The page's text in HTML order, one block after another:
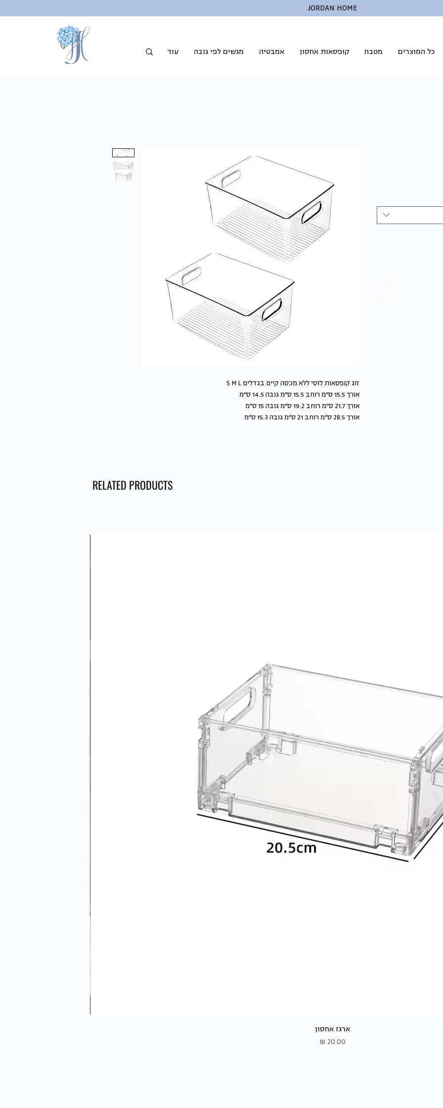
JORDAN HOME
כל המוצרים מטבח קופסאות אחסון אמבטיה מגשים לפי גובה עוד
זוג קופסאות לוסי ללא מכסה קיים בגדלים S M L
אורך 15.5 ס״מ רוחב 15.5 ס״מ גובה 14.5 ס״מ
אורך 21.7 ס״מ רוחב 19.2 ס״מ גובה 15 ס״מ
אורך 28.5 ס״מ רוחב 21 ס״מ גובה 15.3 ס״מ
תצוגה מהירה
ארגז אחסון
מחיר
RELATED PRODUCTS